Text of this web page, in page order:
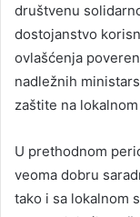
društvenu
dostojanstvo
ovlašćenja
nadležnih
zaštite na
U prethodnom
veoma dobru
tako i sa lokalnom